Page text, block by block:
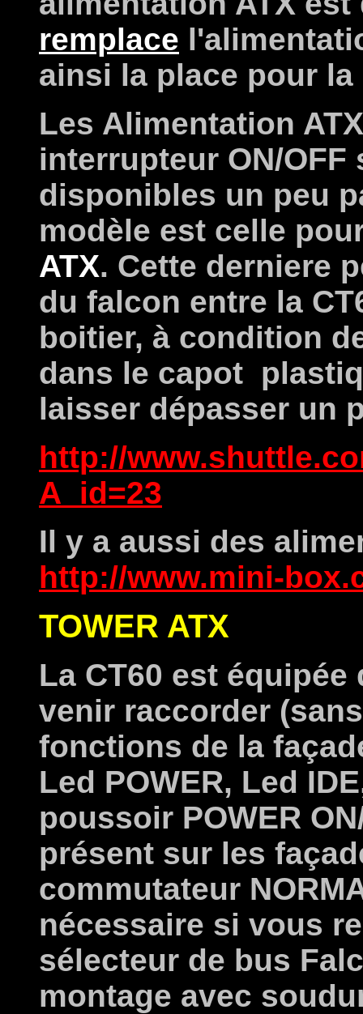
remplace
ainsi la place pour la
Les Alimentation
interrupteur ON/OFF
disponibles un peu
modèle est celle
ATX. Cette derniere
du falcon entre la
boitier, à condition
dans le capot
laisser dépasser un
http://
A_id=23
Il y a aussi des
http://www.mini-
TOWER ATX
La CT60 est
venir raccorder
fonctions de la
Led POWER, Led
poussoir POWER
présent sur les
commutateur
nécessaire si vous
sélecteur de bus
montage avec